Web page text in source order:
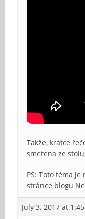
Takže, krátce
smetena ze
PS: Toto téma
stránce blogu
July 3, 2017 at